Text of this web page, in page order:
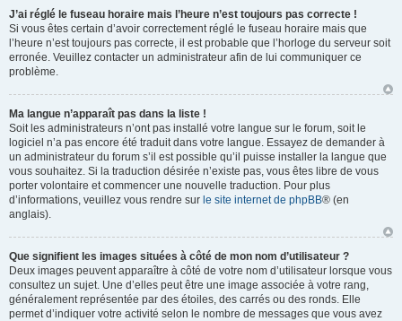
J’ai réglé le fuseau horaire mais l’heure n’est toujours pas correcte !
Si vous êtes certain d’avoir correctement réglé le fuseau horaire mais que
l’heure n’est toujours pas correcte, il est probable que l’horloge du serveur soit
erronée. Veuillez contacter un administrateur afin de lui communiquer ce
problème.
Ma langue n’apparaît pas dans la liste !
Soit les administrateurs n’ont pas installé votre langue sur le forum, soit le
logiciel n’a pas encore été traduit dans votre langue. Essayez de demander à
un administrateur du forum s’il est possible qu’il puisse installer la langue que
vous souhaitez. Si la traduction désirée n’existe pas, vous êtes libre de vous
porter volontaire et commencer une nouvelle traduction. Pour plus
d’informations, veuillez vous rendre sur le site internet de phpBB® (en
anglais).
Que signifient les images situées à côté de mon nom d’utilisateur ?
Deux images peuvent apparaître à côté de votre nom d’utilisateur lorsque vous
consultez un sujet. Une d’elles peut être une image associée à votre rang,
généralement représentée par des étoiles, des carrés ou des ronds. Elle
permet d’indiquer votre activité selon le nombre de messages que vous avez